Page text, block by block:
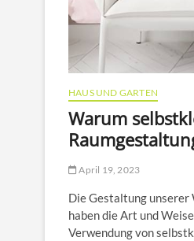
HAUS UND GARTEN
Warum
April 19, 2023
Die Gestaltung unserer
haben die Art und
Verwendung von